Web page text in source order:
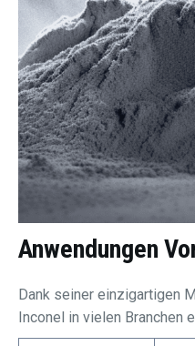
Anwendungen
Dank seiner einzigartigen
Inconel in vielen Branchen